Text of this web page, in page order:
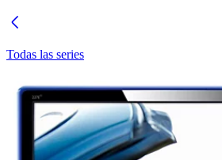
Todas las series